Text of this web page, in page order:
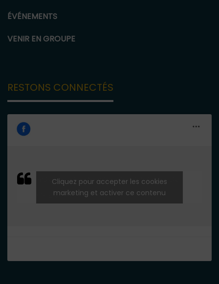
ÉVÉNEMENTS
VENIR EN GROUPE
RESTONS CONNECTÉS
ROUTE TOURISTIQUE DE LA VALLÉE DU
CHER
Cliquez pour accepter les cookies
marketing et activer ce contenu